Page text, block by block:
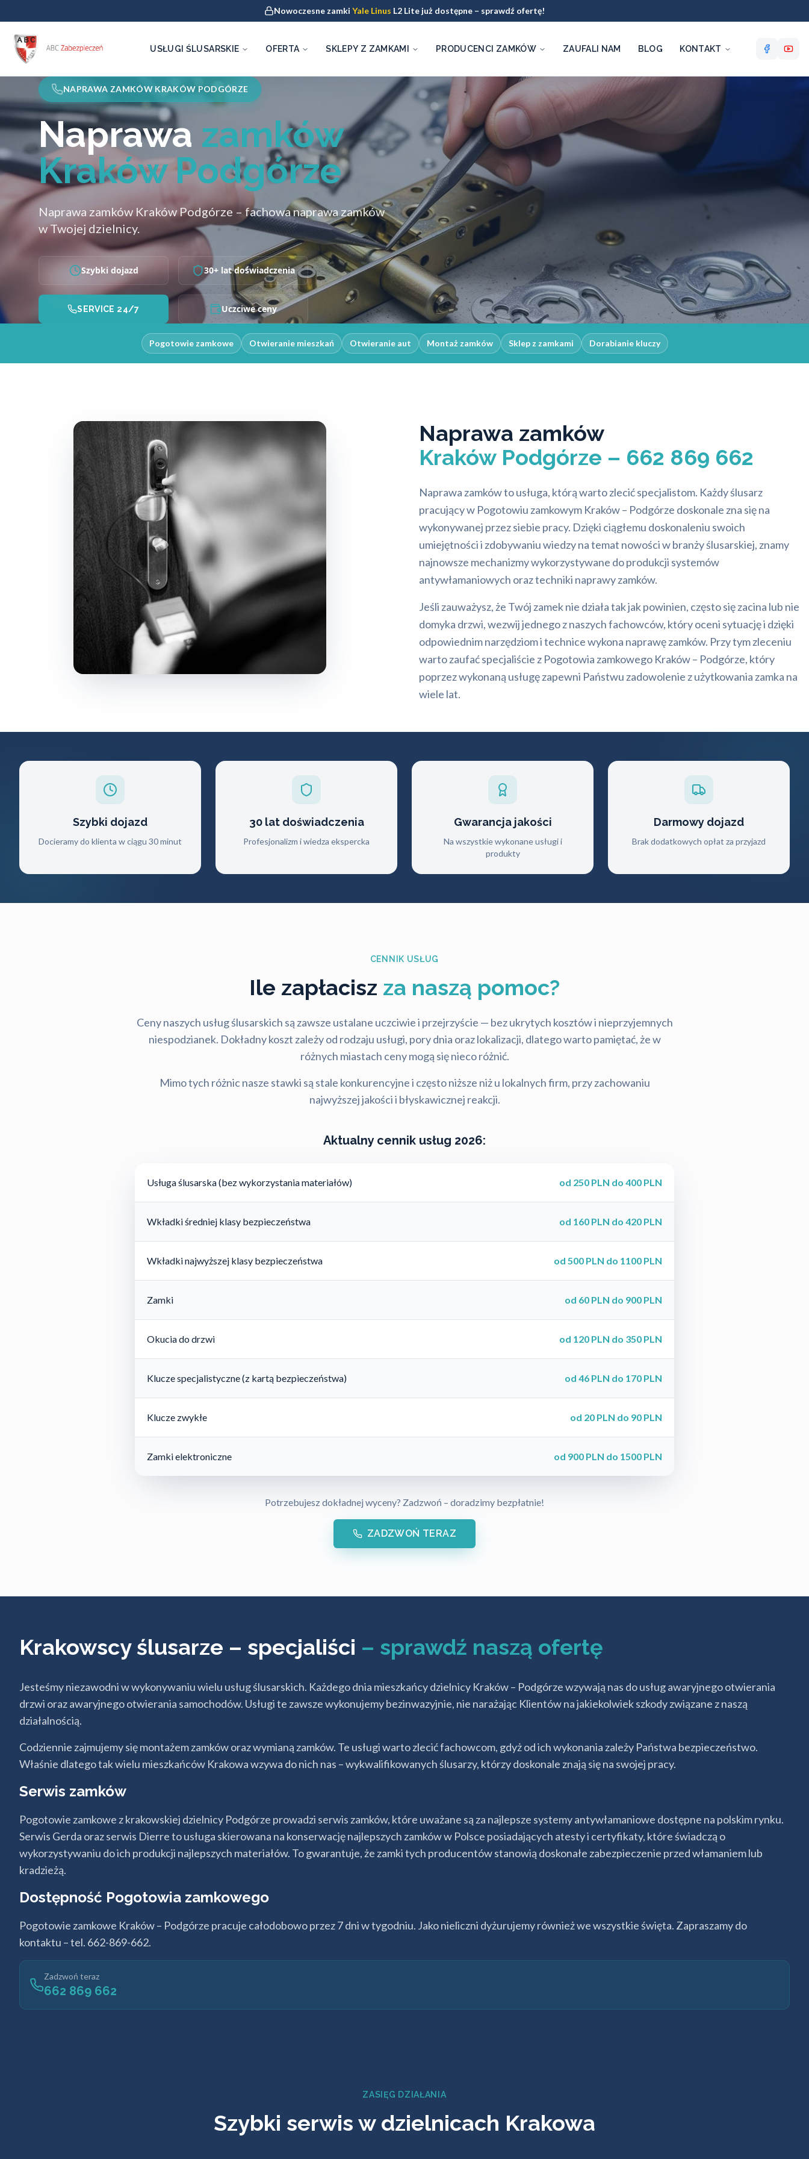
Nowoczesne zamki Yale Linus L2 Lite już dostępne – sprawdź ofertę!
USŁUGI ŚLUSARSKIE OFERTA SKLEPY Z ZAMKAMI PRODUCENCI ZAMKÓW ZAUFALI NAM BLOG KONTAKT
NAPRAWA ZAMKÓW KRAKÓW PODGÓRZE
Naprawa zamków
Kraków Podgórze
Naprawa zamków Kraków Podgórze – fachowa naprawa zamków
w Twojej dzielnicy.
Szybki dojazd 30+ lat doświadczenia
SERVICE 24/7 Uczciwe ceny
Pogotowie zamkowe Otwieranie mieszkań Otwieranie aut Montaż zamków Sklep z zamkami Dorabianie kluczy
Naprawa zamków
Kraków Podgórze – 662 869 662
Naprawa zamków to usługa, którą warto zlecić specjalistom. Każdy ślusarz
pracujący w Pogotowiu zamkowym Kraków – Podgórze doskonale zna się na
wykonywanej przez siebie pracy. Dzięki ciągłemu doskonaleniu swoich
umiejętności i zdobywaniu wiedzy na temat nowości w branży ślusarskiej, znamy
najnowsze mechanizmy wykorzystywane do produkcji systemów
antywłamaniowych oraz techniki naprawy zamków.
Jeśli zauważysz, że Twój zamek nie działa tak jak powinien, często się zacina lub nie
domyka drzwi, wezwij jednego z naszych fachowców, który oceni sytuację i dzięki
odpowiednim narzędziom i technice wykona naprawę zamków. Przy tym zleceniu
warto zaufać specjaliście z Pogotowia zamkowego Kraków – Podgórze, który
poprzez wykonaną usługę zapewni Państwu zadowolenie z użytkowania zamka na
wiele lat.
Szybki dojazd
Docieramy do klienta w ciągu 30 minut
30 lat doświadczenia
Profesjonalizm i wiedza ekspercka
Gwarancja jakości
Na wszystkie wykonane usługi i
produkty
Darmowy dojazd
Brak dodatkowych opłat za przyjazd
CENNIK USŁUG
Ile zapłacisz za naszą pomoc?
Ceny naszych usług ślusarskich są zawsze ustalane uczciwie i przejrzyście — bez ukrytych kosztów i nieprzyjemnych
niespodzianek. Dokładny koszt zależy od rodzaju usługi, pory dnia oraz lokalizacji, dlatego warto pamiętać, że w
różnych miastach ceny mogą się nieco różnić.
Mimo tych różnic nasze stawki są stale konkurencyjne i często niższe niż u lokalnych firm, przy zachowaniu
najwyższej jakości i błyskawicznej reakcji.
Aktualny cennik usług 2026:
Usługa ślusarska (bez wykorzystania materiałów) od 250 PLN do 400 PLN
Wkładki średniej klasy bezpieczeństwa od 160 PLN do 420 PLN
Wkładki najwyższej klasy bezpieczeństwa od 500 PLN do 1100 PLN
Zamki od 60 PLN do 900 PLN
Okucia do drzwi od 120 PLN do 350 PLN
Klucze specjalistyczne (z kartą bezpieczeństwa) od 46 PLN do 170 PLN
Klucze zwykłe od 20 PLN do 90 PLN
Zamki elektroniczne od 900 PLN do 1500 PLN
Potrzebujesz dokładnej wyceny? Zadzwoń – doradzimy bezpłatnie!
ZADZWOŃ TERAZ
Krakowscy ślusarze – specjaliści – sprawdź naszą ofertę
Jesteśmy niezawodni w wykonywaniu wielu usług ślusarskich. Każdego dnia mieszkańcy dzielnicy Kraków – Podgórze wzywają nas do usług awaryjnego otwierania
drzwi oraz awaryjnego otwierania samochodów. Usługi te zawsze wykonujemy bezinwazyjnie, nie narażając Klientów na jakiekolwiek szkody związane z naszą
działalnością.
Codziennie zajmujemy się montażem zamków oraz wymianą zamków. Te usługi warto zlecić fachowcom, gdyż od ich wykonania zależy Państwa bezpieczeństwo.
Właśnie dlatego tak wielu mieszkańców Krakowa wzywa do nich nas – wykwalifikowanych ślusarzy, którzy doskonale znają się na swojej pracy.
Serwis zamków
Pogotowie zamkowe z krakowskiej dzielnicy Podgórze prowadzi serwis zamków, które uważane są za najlepsze systemy antywłamaniowe dostępne na polskim rynku.
Serwis Gerda oraz serwis Dierre to usługa skierowana na konserwację najlepszych zamków w Polsce posiadających atesty i certyfikaty, które świadczą o
wykorzystywaniu do ich produkcji najlepszych materiałów. To gwarantuje, że zamki tych producentów stanowią doskonałe zabezpieczenie przed włamaniem lub
kradzieżą.
Dostępność Pogotowia zamkowego
Pogotowie zamkowe Kraków – Podgórze pracuje całodobowo przez 7 dni w tygodniu. Jako nieliczni dyżurujemy również we wszystkie święta. Zapraszamy do
kontaktu – tel. 662-869-662.
Zadzwoń teraz
662 869 662
ZASIĘG DZIAŁANIA
Szybki serwis w dzielnicach Krakowa